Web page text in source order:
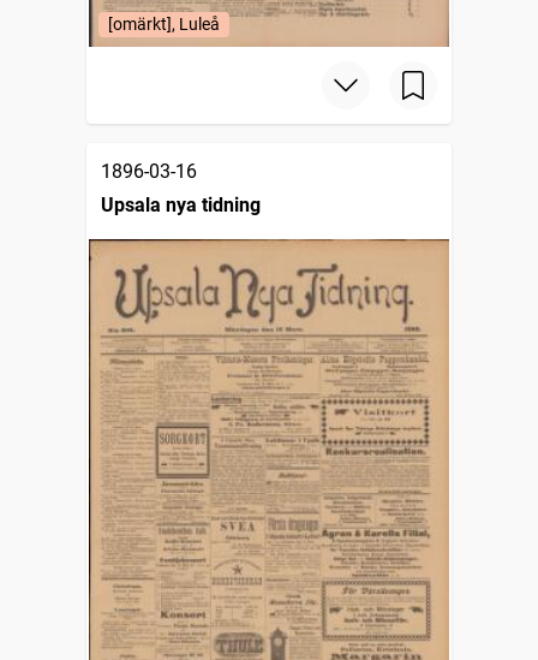
[omärkt], Luleå
1896-03-16
Upsala nya tidning